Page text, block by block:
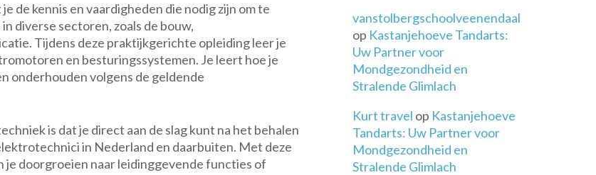
de kennis en vaardigheden die nodig zijn om te
diverse sectoren, zoals de bouw,
Tijdens deze praktijkgerichte opleiding leer je
en besturingssystemen. Je leert hoe je
onderhouden volgens de geldende
is dat je direct aan de slag kunt na het behalen
in Nederland en daarbuiten. Met deze
je doorgroeien naar leidinggevende functies of
vanstolbergschoolveenendaal
op Kastanjehoeve Tandarts:
Uw Partner voor
Mondgezondheid en
Stralende Glimlach
Kurt travel op Kastanjehoeve
Tandarts: Uw Partner voor
Mondgezondheid en
Stralende Glimlach